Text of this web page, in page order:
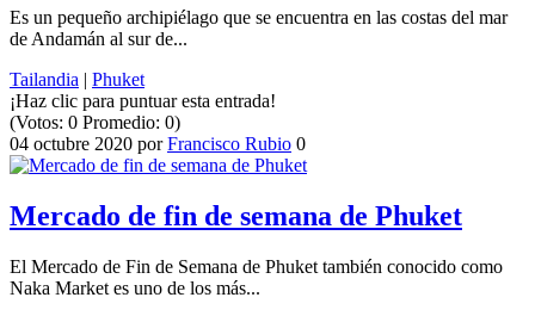
Es un pequeño archipiélago que se encuentra en las costas del mar
de Andamán al sur de...
Tailandia | Phuket
¡Haz clic para puntuar esta entrada!
(Votos: 0 Promedio: 0)
04 octubre 2020 porFrancisco Rubio 0
Mercado de fin de semana de Phuket
El Mercado de Fin de Semana de Phuket también conocido como
Naka Market es uno de los más...